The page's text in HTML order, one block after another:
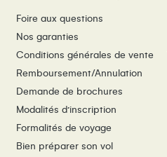
Foire aux questions
Nos garanties
Conditions générales de vente
Remboursement/Annulation
Demande de brochures
Modalités d’inscription
Formalités de voyage
Bien préparer son vol